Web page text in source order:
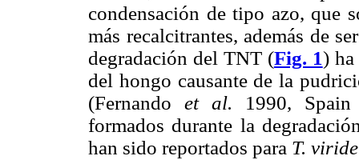
condensación de tipo azo, que
más recalcitrantes, además de
degradación del TNT (Fig. 1) ha
del hongo causante de la
(Fernandoet al. 1990,
formados durante la
han sido reportados para T.